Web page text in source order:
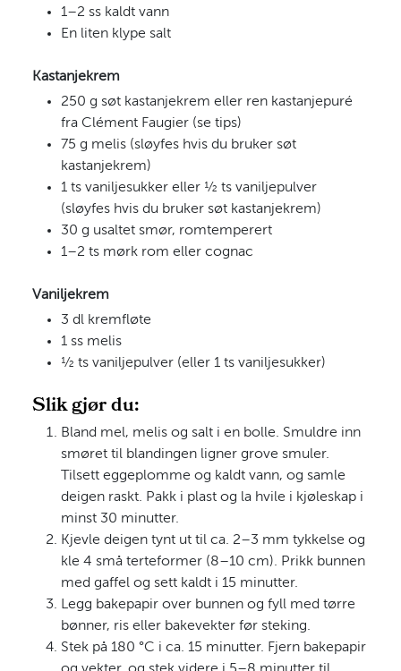
1–2 ss kaldt vann
En liten klype salt
Kastanjekrem
250 g søt kastanjekrem eller ren kastanjepuré
fra Clément Faugier (se tips)
75 g melis (sløyfes hvis du bruker søt
kastanjekrem)
1 ts vaniljesukker eller ½ ts vaniljepulver
(sløyfes hvis du bruker søt kastanjekrem)
30 g usaltet smør, romtemperert
1–2 ts mørk rom eller cognac
Vaniljekrem
3 dl kremfløte
1 ss melis
½ ts vaniljepulver (eller 1 ts vaniljesukker)
Slik gjør du:
Bland mel, melis og salt i en bolle. Smuldre inn
smøret til blandingen ligner grove smuler.
Tilsett eggeplomme og kaldt vann, og samle
deigen raskt. Pakk i plast og la hvile i kjøleskap i
minst 30 minutter.
Kjevle deigen tynt ut til ca. 2–3 mm tykkelse og
kle 4 små terteformer (8–10 cm). Prikk bunnen
med gaffel og sett kaldt i 15 minutter.
Legg bakepapir over bunnen og fyll med tørre
bønner, ris eller bakevekter før steking.
Stek på 180 °C i ca. 15 minutter. Fjern bakepapir